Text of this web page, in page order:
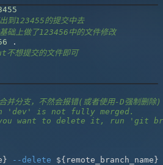
到123455的提交中去
础上做了123456中的文件修改
.
想提交的文件即可
并分支，不然会报错(或者使用-D强制删除)
'dev' is not fully merged.
want to delete it, run 'git
} -- delete ${ remote_branch_name }